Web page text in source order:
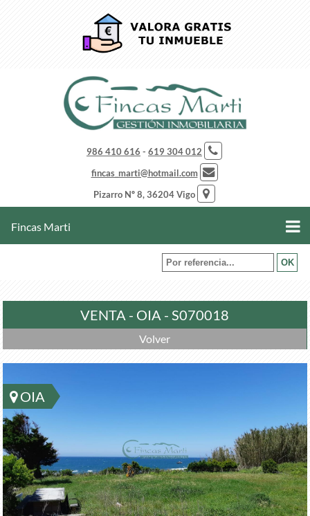
986 410 616 - 619 304 012
fincas_marti@hotmail.com
Pizarro Nº 8, 36204 Vigo
Fincas Marti
VENTA - OIA - S070018
Volver
OIA